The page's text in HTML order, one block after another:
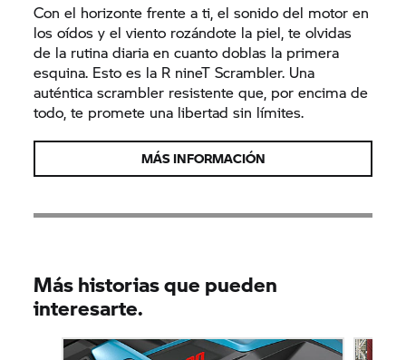
Con el horizonte frente a ti, el sonido del motor en
los oídos y el viento rozándote la piel, te olvidas
de la rutina diaria en cuanto doblas la primera
esquina. Esto es la R nineT Scrambler. Una
auténtica scrambler resistente que, por encima de
todo, te promete una libertad sin límites.
MÁS INFORMACIÓN
Más historias que pueden
interesarte.